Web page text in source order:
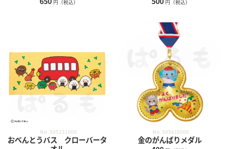
円（税込） 円（税込）
No.505331000
おべんとうバス クローバータ
No.505615000
金のがんばりメダル